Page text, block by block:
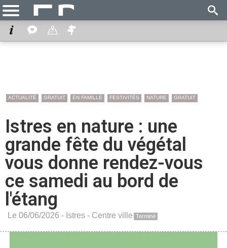
ACTUALITÉ GRATUIT EN FAMILLE FESTIVITÉS NATURE GRATUIT
Istres en nature : une
grande fête du végétal
vous donne rendez-vous
ce samedi au bord de
l'étang
Le 06/06/2026 - Istres - Centre ville Terminé